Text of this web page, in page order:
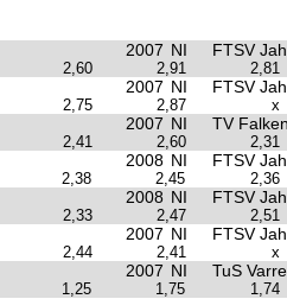
2007 NI FTSV
2,60 2,91 2,81
2007 NI FTSV
2,75 2,87 x
2007 NI TV
2,41 2,60 2,31
2008 NI FTSV
2,38 2,45 2,36
2008 NI FTSV
2,33 2,47 2,51
2007 NI FTSV
2,44 2,41 x
2007 NI TuS
1,25 1,75 1,74